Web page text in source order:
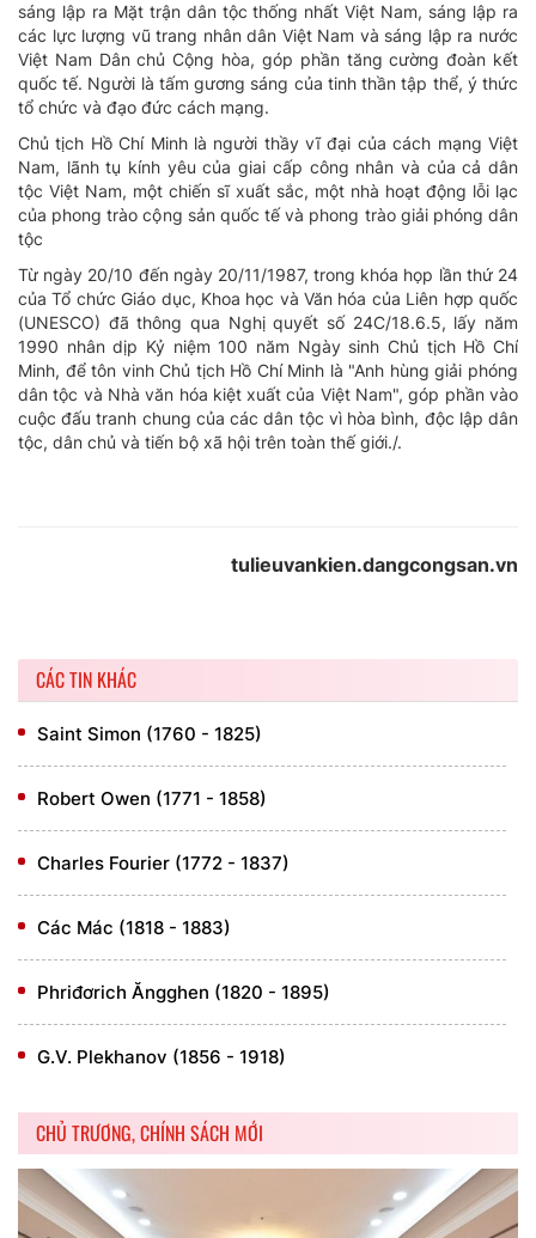
sáng lập ra Mặt trận dân tộc thống nhất Việt Nam, sáng lập ra
các lực lượng vũ trang nhân dân Việt Nam và sáng lập ra nước
Việt Nam Dân chủ Cộng hòa, góp phần tăng cường đoàn kết
quốc tế. Người là tấm gương sáng của tinh thần tập thể, ý thức
tổ chức và đạo đức cách mạng.
Chủ tịch Hồ Chí Minh là người thầy vĩ đại của cách mạng Việt
Nam, lãnh tụ kính yêu của giai cấp công nhân và của cả dân
tộc Việt Nam, một chiến sĩ xuất sắc, một nhà hoạt động lỗi lạc
của phong trào cộng sản quốc tế và phong trào giải phóng dân
tộc
Từ ngày 20/10 đến ngày 20/11/1987, trong khóa họp lần thứ 24
của Tổ chức Giáo dục, Khoa học và Văn hóa của Liên hợp quốc
(UNESCO) đã thông qua Nghị quyết số 24C/18.6.5, lấy năm
1990 nhân dịp Kỷ niệm 100 năm Ngày sinh Chủ tịch Hồ Chí
Minh, để tôn vinh Chủ tịch Hồ Chí Minh là "Anh hùng giải phóng
dân tộc và Nhà văn hóa kiệt xuất của Việt Nam", góp phần vào
cuộc đấu tranh chung của các dân tộc vì hòa bình, độc lập dân
tộc, dân chủ và tiến bộ xã hội trên toàn thế giới./.
tulieuvankien.dangcongsan.vn
CÁC TIN KHÁC
Saint Simon (1760 - 1825)
Robert Owen (1771 - 1858)
Charles Fourier (1772 - 1837)
Các Mác (1818 - 1883)
Phriđơrich Ăngghen (1820 - 1895)
G.V. Plekhanov (1856 - 1918)
CHỦ TRƯƠNG, CHÍNH SÁCH MỚI